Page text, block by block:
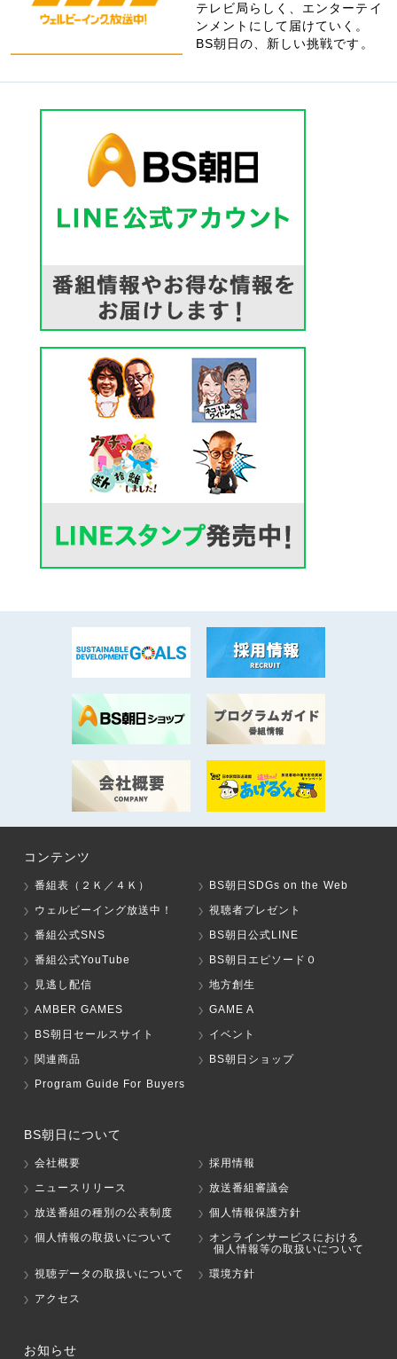
テレビ局らしく、エンターテイ
ンメントにして届けていく。
BS朝日の、新しい挑戦です。
コンテンツ
番組表（２Ｋ／４Ｋ）
BS朝日SDGs on the Web
ウェルビーイング放送中！
視聴者プレゼント
番組公式SNS
BS朝日公式LINE
番組公式YouTube
BS朝日エピソード０
見逃し配信
地方創生
AMBER GAMES
GAME A
BS朝日セールスサイト
イベント
関連商品
BS朝日ショップ
Program Guide For Buyers
BS朝日について
会社概要
採用情報
ニュースリリース
放送番組審議会
放送番組の種別の公表制度
個人情報保護方針
個人情報の取扱いについて
オンラインサービスにおける
個人情報等の取扱いについて
視聴データの取扱いについて
環境方針
アクセス
お知らせ